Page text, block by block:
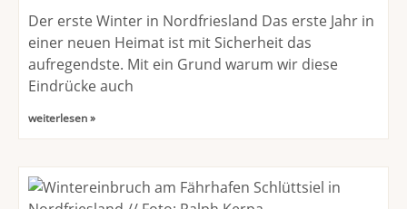
Der erste Winter in Nordfriesland Das erste Jahr in
einer neuen Heimat ist mit Sicherheit das
aufregendste. Mit ein Grund warum wir diese
Eindrücke auch
weiterlesen »